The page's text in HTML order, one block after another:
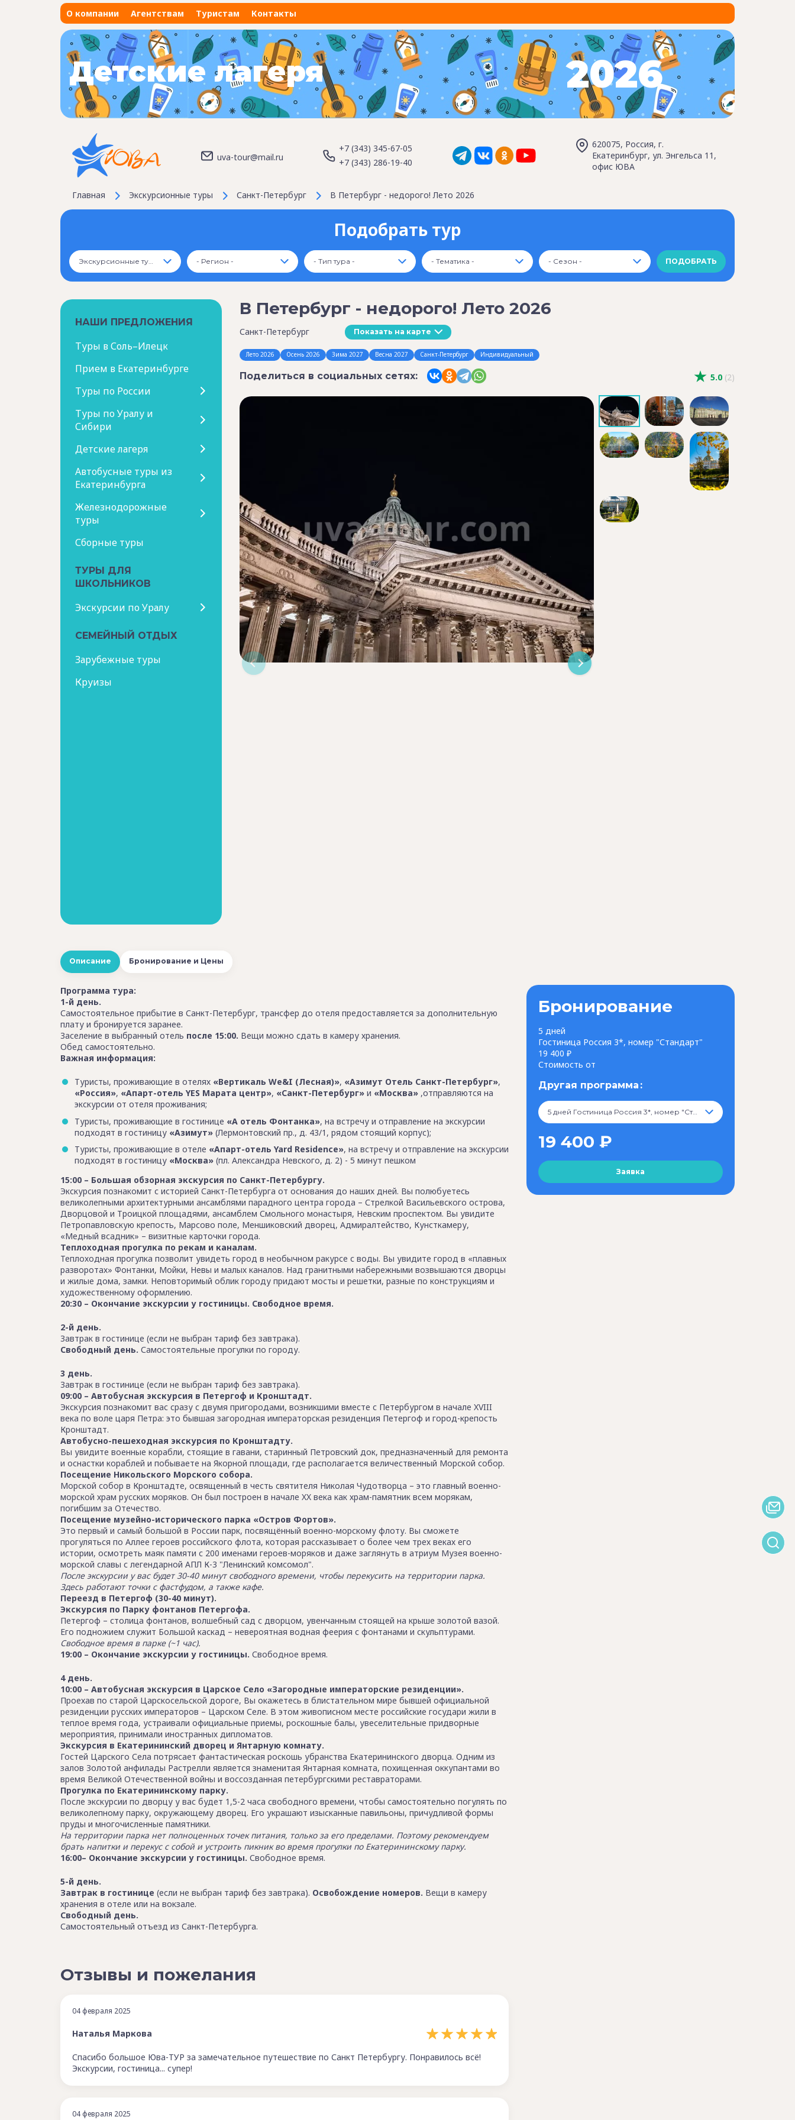
О компании Агентствам Туристам Контакты
Детские лагеря 2026
uva-tour@mail.ru
+7 (343) 345-67-05
+7 (343) 286-19-40
620075, Россия, г.
Екатеринбург, ул. Энгельса 11,
офис ЮВА
Главная Экскурсионные туры Санкт-Петербург В Петербург - недорого! Лето 2026
Подобрать тур
Экскурсионные туры - Регион - - Тип тура - - Тематика - - Сезон -
НАШИ ПРЕДЛОЖЕНИЯ
Туры в Соль–Илецк
Прием в Екатеринбурге
Туры по России
Туры по Уралу и
Сибири
Детские лагеря
Автобусные туры из
Екатеринбурга
Железнодорожные
туры
Сборные туры
ТУРЫ ДЛЯ
ШКОЛЬНИКОВ
Экскурсии по Уралу
СЕМЕЙНЫЙ ОТДЫХ
Зарубежные туры
Круизы
В Петербург - недорого! Лето 2026
Санкт-Петербург Показать на карте
Лето 2026 Осень 2026 Зима 2027 Весна 2027 Санкт-Петербург Индивидуальный
Поделиться в социальных сетях: 5.0 (2)
Описание Бронирование и Цены
Программа тура:
1-й день.
Самостоятельное прибытие в Санкт-Петербург, трансфер до отеля предоставляется за дополнительную
плату и бронируется заранее.
Заселение в выбранный отель после 15:00. Вещи можно сдать в камеру хранения.
Обед самостоятельно.
Важная информация:
Туристы, проживающие в отелях «Вертикаль We&I (Лесная)», «Азимут Отель Санкт-Петербург»,
«Россия», «Апарт-отель YES Марата центр», «Санкт-Петербург» и «Москва» ,отправляются на
экскурсии от отеля проживания;
Туристы, проживающие в гостинице «А отель Фонтанка», на встречу и отправление на экскурсии
подходят в гостиницу «Азимут» (Лермонтовский пр., д. 43/1, рядом стоящий корпус);
Туристы, проживающие в отеле «Апарт-отель Yard Residence», на встречу и отправление на экскурсии
подходят в гостиницу «Москва» (пл. Александра Невского, д. 2) - 5 минут пешком
15:00 – Большая обзорная экскурсия по Санкт-Петербургу.
Экскурсия познакомит с историей Санкт-Петербурга от основания до наших дней. Вы полюбуетесь
великолепными архитектурными ансамблями парадного центра города – Стрелкой Васильевского острова,
Дворцовой и Троицкой площадями, ансамблем Смольного монастыря, Невским проспектом. Вы увидите
Петропавловскую крепость, Марсово поле, Меншиковский дворец, Адмиралтейство, Кунсткамеру,
«Медный всадник» – визитные карточки города.
Теплоходная прогулка по рекам и каналам.
Теплоходная прогулка позволит увидеть город в необычном ракурсе с воды. Вы увидите город в «плавных
разворотах» Фонтанки, Мойки, Невы и малых каналов. Над гранитными набережными возвышаются дворцы
и жилые дома, замки. Неповторимый облик городу придают мосты и решетки, разные по конструкциям и
художественному оформлению.
20:30 – Окончание экскурсии у гостиницы. Свободное время.
2-й день.
Завтрак в гостинице (если не выбран тариф без завтрака).
Свободный день. Самостоятельные прогулки по городу.
3 день.
Завтрак в гостинице (если не выбран тариф без завтрака).
09:00 – Автобусная экскурсия в Петергоф и Кронштадт.
Экскурсия познакомит вас сразу с двумя пригородами, возникшими вместе с Петербургом в начале XVIII
века по воле царя Петра: это бывшая загородная императорская резиденция Петергоф и город-крепость
Кронштадт.
Автобусно-пешеходная экскурсия по Кронштадту.
Вы увидите военные корабли, стоящие в гавани, старинный Петровский док, предназначенный для ремонта
и оснастки кораблей и побываете на Якорной площади, где располагается величественный Морской собор.
Посещение Никольского Морского собора.
Морской собор в Кронштадте, освященный в честь святителя Николая Чудотворца – это главный военно-
морской храм русских моряков. Он был построен в начале XX века как храм-памятник всем морякам,
погибшим за Отечество.
Посещение музейно-исторического парка «Остров Фортов».
Это первый и самый большой в России парк, посвящённый военно-морскому флоту. Вы сможете
прогуляться по Аллее героев российского флота, которая рассказывает о более чем трех веках его
истории, осмотреть маяк памяти с 200 именами героев-моряков и даже заглянуть в атриум Музея военно-
морской славы с легендарной АПЛ К-3 "Ленинский комсомол".
После экскурсии у вас будет 30-40 минут свободного времени, чтобы перекусить на территории парка.
Здесь работают точки с фастфудом, а также кафе.
Переезд в Петергоф (30-40 минут).
Экскурсия по Парку фонтанов Петергофа.
Петергоф – столица фонтанов, волшебный сад с дворцом, увенчанным стоящей на крыше золотой вазой.
Его подножием служит Большой каскад – невероятная водная феерия с фонтанами и скульптурами.
Свободное время в парке (~1 час).
19:00 – Окончание экскурсии у гостиницы. Свободное время.
4 день.
10:00 – Автобусная экскурсия в Царское Село «Загородные императорские резиденции».
Проехав по старой Царскосельской дороге, Вы окажетесь в блистательном мире бывшей официальной
резиденции русских императоров – Царском Селе. В этом живописном месте российские государи жили в
теплое время года, устраивали официальные приемы, роскошные балы, увеселительные придворные
мероприятия, принимали иностранных дипломатов.
Экскурсия в Екатерининский дворец и Янтарную комнату.
Гостей Царского Села потрясает фантастическая роскошь убранства Екатерининского дворца. Одним из
залов Золотой анфилады Растрелли является знаменитая Янтарная комната, похищенная оккупантами во
время Великой Отечественной войны и воссозданная петербургскими реставраторами.
Прогулка по Екатерининскому парку.
После экскурсии по дворцу у вас будет 1,5-2 часа свободного времени, чтобы самостоятельно погулять по
великолепному парку, окружающему дворец. Его украшают изысканные павильоны, причудливой формы
пруды и многочисленные памятники.
На территории парка нет полноценных точек питания, только за его пределами. Поэтому рекомендуем
брать напитки и перекус с собой и устроить пикник во время прогулки по Екатерининскому парку.
16:00– Окончание экскурсии у гостиницы. Свободное время.
5-й день.
Завтрак в гостинице (если не выбран тариф без завтрака). Освобождение номеров. Вещи в камеру
хранения в отеле или на вокзале.
Свободный день.
Самостоятельный отъезд из Санкт-Петербурга.
Бронирование
5 дней
Гостиница Россия 3*, номер "Стандарт"
19 400 ₽
Стоимость от
Другая программа
5 дней Гостиница Россия 3*, номер "Стандарт", 19 400 ₽
19 400 ₽
Отзывы и пожелания
04 февраля 2025
Наталья Маркова
Спасибо большое Юва-ТУР за замечательное путешествие по Санкт Петербургу. Понравилось всё!
Экскурсии, гостиница... супер!
04 февраля 2025